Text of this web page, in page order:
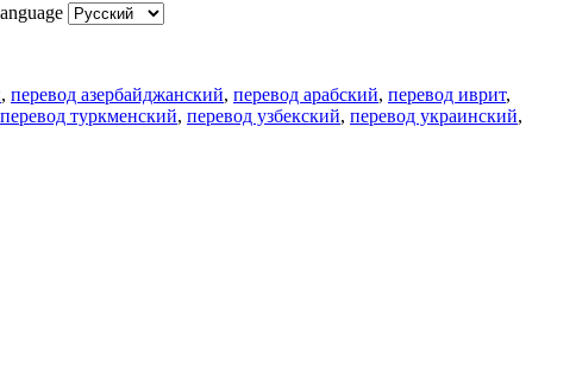
, перевод азербайджанский, перевод арабский, перевод иврит,
перевод туркменский, перевод узбекский, перевод украинский,